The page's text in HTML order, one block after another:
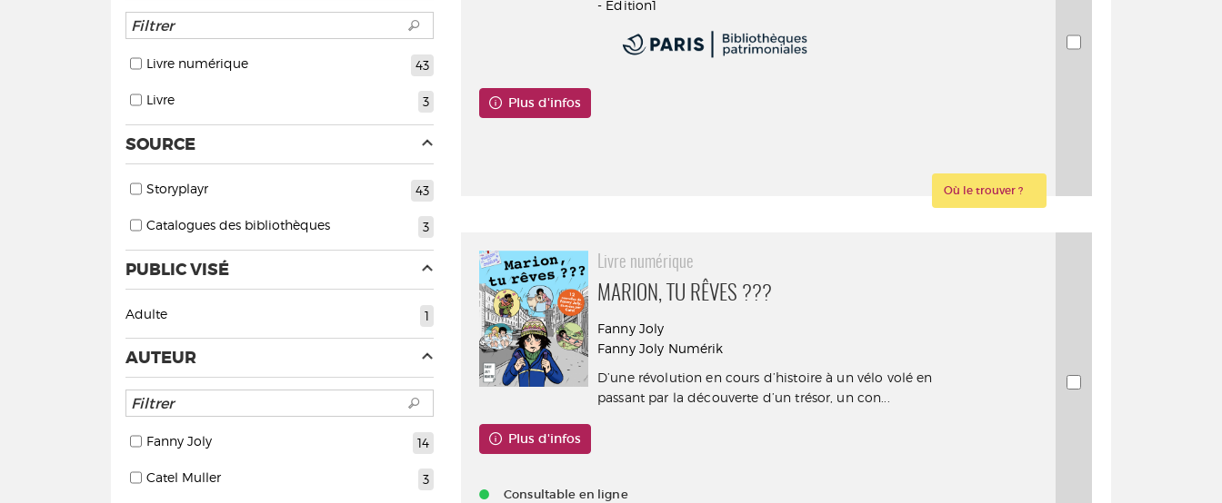
- Edition1
Plus d'infos
Où le trouver ?
Livre numérique
MARION, TU RÊVES ???
Fanny Joly
Fanny Joly Numérik
D’une révolution en cours d’histoire à un vélo volé en
passant par la découverte d’un trésor, un con...
Plus d'infos
Consultable en ligne
43
Livre numérique
3
Livre
SOURCE
43
Storyplayr
3
Catalogues des bibliothèques
PUBLIC VISÉ
1
Adulte
AUTEUR
14
Fanny Joly
3
Catel Muller